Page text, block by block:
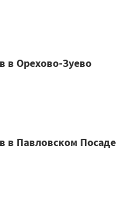
в Орехово-Зуево
в Павловском Посаде